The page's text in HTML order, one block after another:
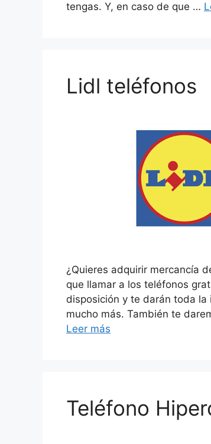
tengas. Y, en caso de que …
Lidl teléfonos
¿Quieres adquirir mercancía
que llamar a los teléfonos
disposición y te darán toda
mucho más. También te
Leer más
Teléfono